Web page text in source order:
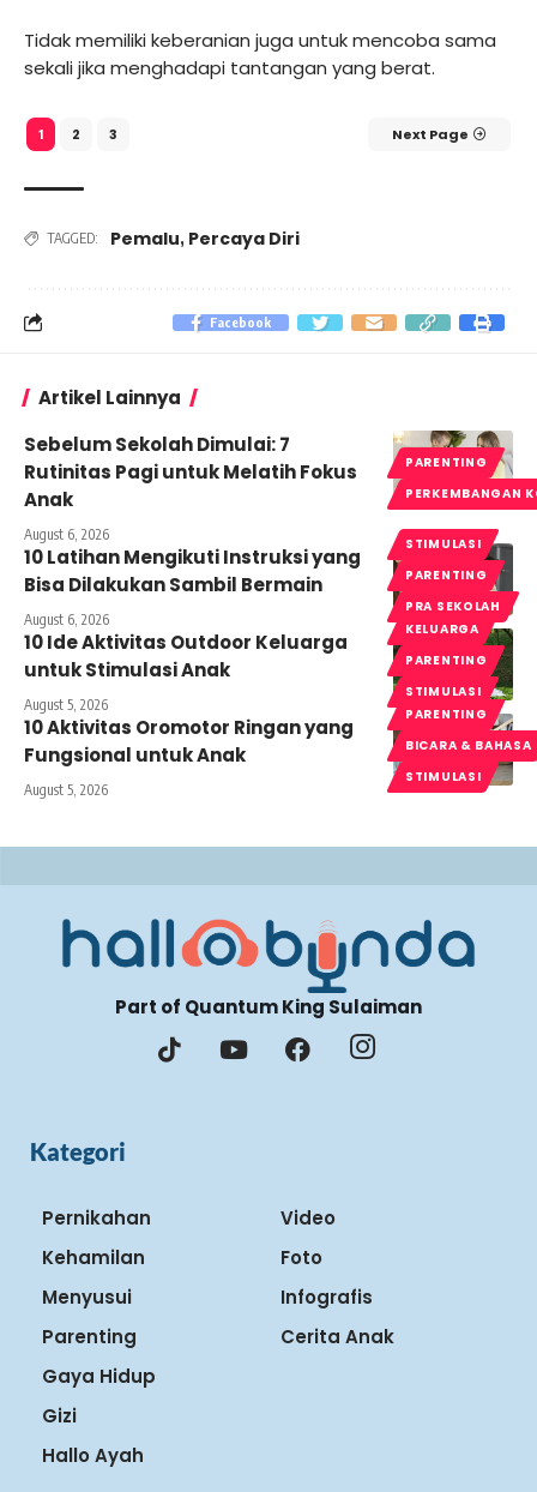
Tidak memiliki keberanian juga untuk mencoba sama
sekali jika menghadapi tantangan yang berat.
1 2 3 Next Page
TAGGED: Pemalu, Percaya Diri
Facebook
Artikel Lainnya
PARENTING
PERKEMBANGAN
Sebelum Sekolah Dimulai: 7
Rutinitas Pagi untuk Melatih Fokus
Anak
August 6, 2026
STIMULASI
PARENTING
PRA SEKOLAH
10 Latihan Mengikuti Instruksi yang
Bisa Dilakukan Sambil Bermain
August 6, 2026
KELUARGA
PARENTING
STIMULASI
10 Ide Aktivitas Outdoor Keluarga
untuk Stimulasi Anak
August 5, 2026
PARENTING
BICARA & BAHASA
STIMULASI
10 Aktivitas Oromotor Ringan yang
Fungsional untuk Anak
August 5, 2026
Part of Quantum King Sulaiman
Kategori
Pernikahan
Kehamilan
Menyusui
Parenting
Gaya Hidup
Gizi
Hallo Ayah
Video
Foto
Infografis
Cerita Anak